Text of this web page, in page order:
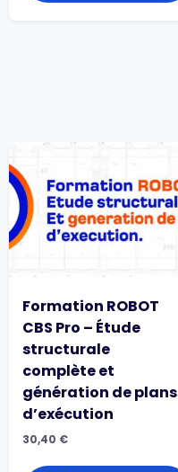
Formation ROBOT
CBS Pro – Étude
structurale
complète et
génération de plans
d’exécution
30,40 €